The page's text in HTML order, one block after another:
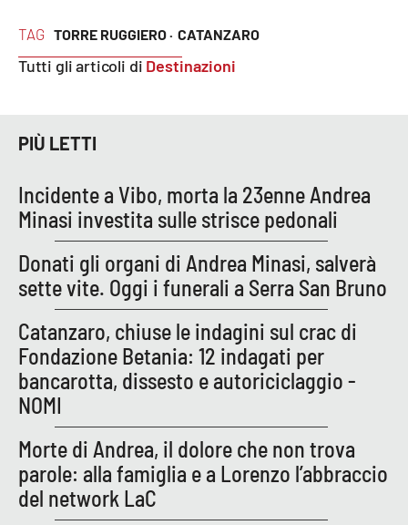
Buona Sanità Calabria
Destinazioni
Eventi
Food
Storie
LAC
NETWORK
Lacplay.it
Lactv.it
Laconair.it
TAG TORRE RUGGIERO · CATANZARO
Tutti gli articoli di Destinazioni
PIÙ LETTI
Incidente a Vibo, morta la 23enne Andrea
Minasi investita sulle strisce pedonali
Donati gli organi di Andrea Minasi, salverà
sette vite. Oggi i funerali a Serra San Bruno
Catanzaro, chiuse le indagini sul crac di
Fondazione Betania: 12 indagati per
bancarotta, dissesto e autoriciclaggio -
NOMI
Morte di Andrea, il dolore che non trova
parole: alla famiglia e a Lorenzo l’abbraccio
del network LaC